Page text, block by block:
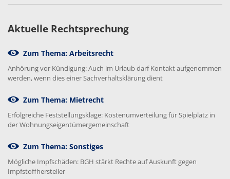
Aktuelle Rechtsprechung
Zum Thema: Arbeitsrecht
Anhörung vor Kündigung: Auch im Urlaub darf Kontakt aufgenommen
werden, wenn dies einer Sachverhaltsklärung dient
Zum Thema: Mietrecht
Erfolgreiche Feststellungsklage: Kostenumverteilung für Spielplatz in
der Wohnungseigentümergemeinschaft
Zum Thema: Sonstiges
Mögliche Impfschäden: BGH stärkt Rechte auf Auskunft gegen
Impfstoffhersteller